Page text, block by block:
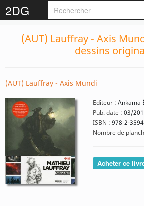
2DG
(AUT) Lauffray - Axis
dessins
(AUT) Lauffray - Axis Mundi
Editeur : Ankama
Pub. date : 03/
ISBN : 978-2-
Nombre de
Acheter ce